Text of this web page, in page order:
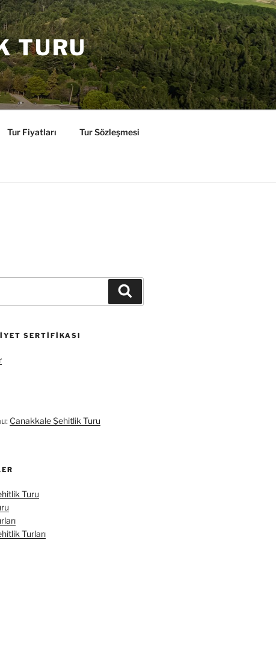
TURU
Tur Fiyatları Tur Sözleşmesi
SERTIFIKASI
Çanakkale Şehitlik Turu
Turu
Turları